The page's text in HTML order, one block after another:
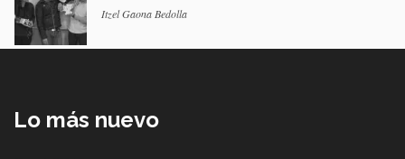
Itzel Gaona Bedolla
Lo más nuevo